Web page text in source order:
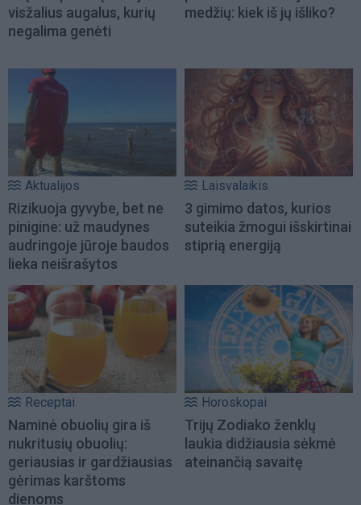
visžalius augalus, kurių
negalima genėti
medžių: kiek iš jų išliko?
Aktualijos
Rizikuoja gyvybe, bet ne
pinigine: už maudynes
audringoje jūroje baudos
lieka neišrašytos
Laisvalaikis
3 gimimo datos, kurios
suteikia žmogui išskirtinai
stiprią energiją
Receptai
Naminė obuolių gira iš
nukritusių obuolių:
geriausias ir gardžiausias
gėrimas karštoms
dienoms
Horoskopai
Trijų Zodiako ženklų
laukia didžiausia sėkmė
ateinančią savaitę